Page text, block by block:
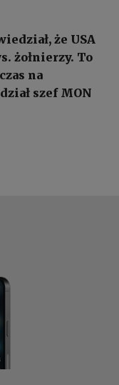
że USA
żołnierzy. To
na
szef MON